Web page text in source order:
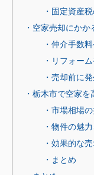
・固定資産
・空家売却にか
・仲介手数
・リフォー
・売却前に
・栃木市で空家
・市場相場
・物件の魅
・効果的な
・まとめ